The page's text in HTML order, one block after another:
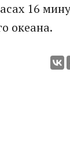
16
океана.